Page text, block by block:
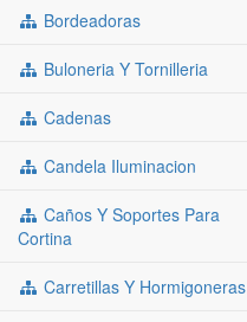
Bordeadoras
Buloneria Y Tornilleria
Cadenas
Candela Iluminacion
Caños Y Soportes Para
Cortina
Carretillas Y Hormigoneras